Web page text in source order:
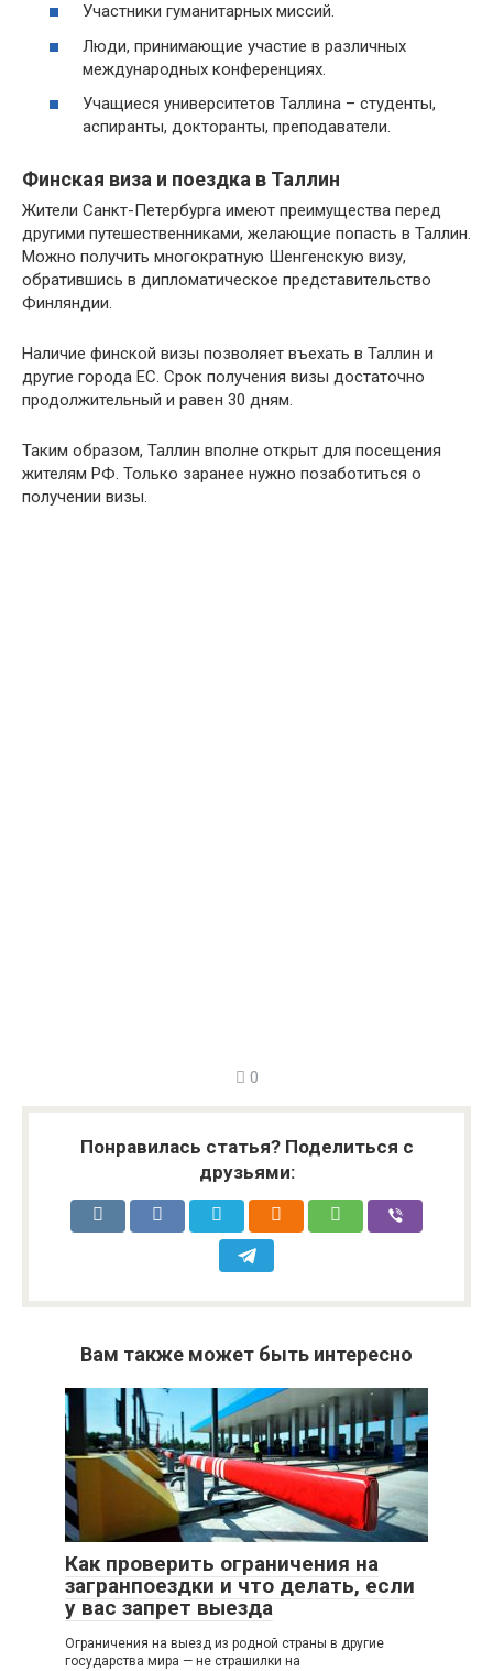
Участники гуманитарных миссий.
Люди, принимающие участие в различных
международных конференциях.
Учащиеся университетов Таллина – студенты,
аспиранты, докторанты, преподаватели.
Финская виза и поездка в Таллин
Жители Санкт-Петербурга имеют преимущества перед
другими путешественниками, желающие попасть в Таллин.
Можно получить многократную Шенгенскую визу,
обратившись в дипломатическое представительство
Финляндии.
Наличие финской визы позволяет въехать в Таллин и
другие города ЕС. Срок получения визы достаточно
продолжительный и равен 30 дням.
Таким образом, Таллин вполне открыт для посещения
жителям РФ. Только заранее нужно позаботиться о
получении визы.
0
Понравилась статья? Поделиться с
друзьями:
Вам также может быть интересно
Как проверить ограничения на
загранпоездки и что делать, если
у вас запрет выезда
Ограничения на выезд из родной страны в другие
государства мира — не страшилки на